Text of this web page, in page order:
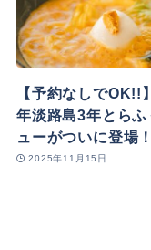
【予約なしでOK!!
年淡路島3年とらふ
ューがついに登場！
2025年11月15日